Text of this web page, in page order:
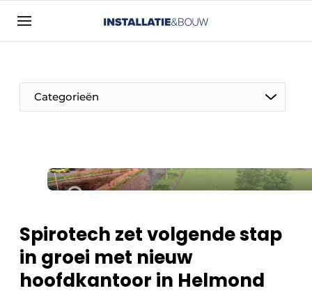
Aanmelden
Bedrijven
Contact
Installatie & Bouw | Platform over
Meest gelezen
Nieuwsbrief
Podcasts
Categorieën
Spirotech zet volgende stap
in groei met nieuw
hoofdkantoor in Helmond